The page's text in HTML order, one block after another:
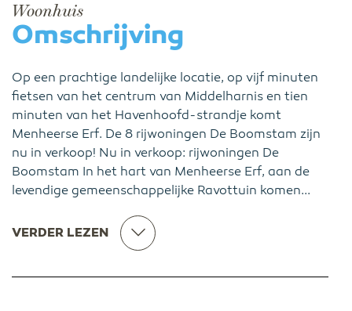
Woonhuis
Omschrijving
Op een prachtige landelijke locatie, op vijf minuten
fietsen van het centrum van Middelharnis en tien
minuten van het Havenhoofd-strandje komt
Menheerse Erf. De 8 rijwoningen De Boomstam zijn
nu in verkoop! Nu in verkoop: rijwoningen De
Boomstam In het hart van Menheerse Erf, aan de
levendige gemeenschappelijke Ravottuin komen...
VERDER LEZEN